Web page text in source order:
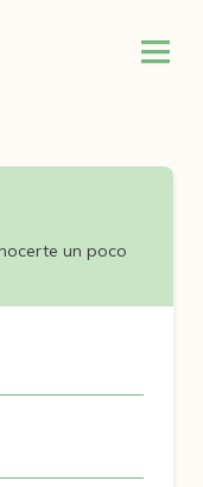
un poco